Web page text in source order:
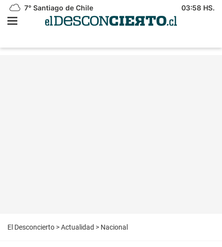
7° Santiago de Chile 03:58 HS.
El Desconcierto >Actualidad > Nacional